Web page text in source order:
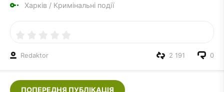
Харків / Кримінальні події
Redaktor 0
2 191
ПОПЕРЕДНЯ ПУБЛІКАЦІЯ